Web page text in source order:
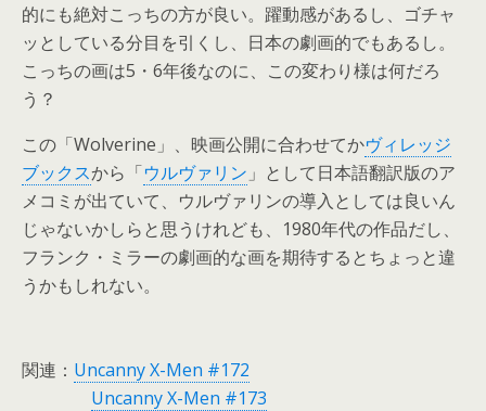
的にも絶対こっちの方が良い。躍動感があるし、ゴチャ
ッとしている分目を引くし、日本の劇画的でもあるし。
こっちの画は5・6年後なのに、この変わり様は何だろ
う？
この「Wolverine」、映画公開に合わせてかヴィレッジ
ブックスから「ウルヴァリン 」として日本語翻訳版のア
メコミが出ていて、ウルヴァリンの導入としては良いん
じゃないかしらと思うけれども、1980年代の作品だし、
フランク・ミラーの劇画的な画を期待するとちょっと違
うかもしれない。
関連： Uncanny X-Men #172
Uncanny X-Men #173